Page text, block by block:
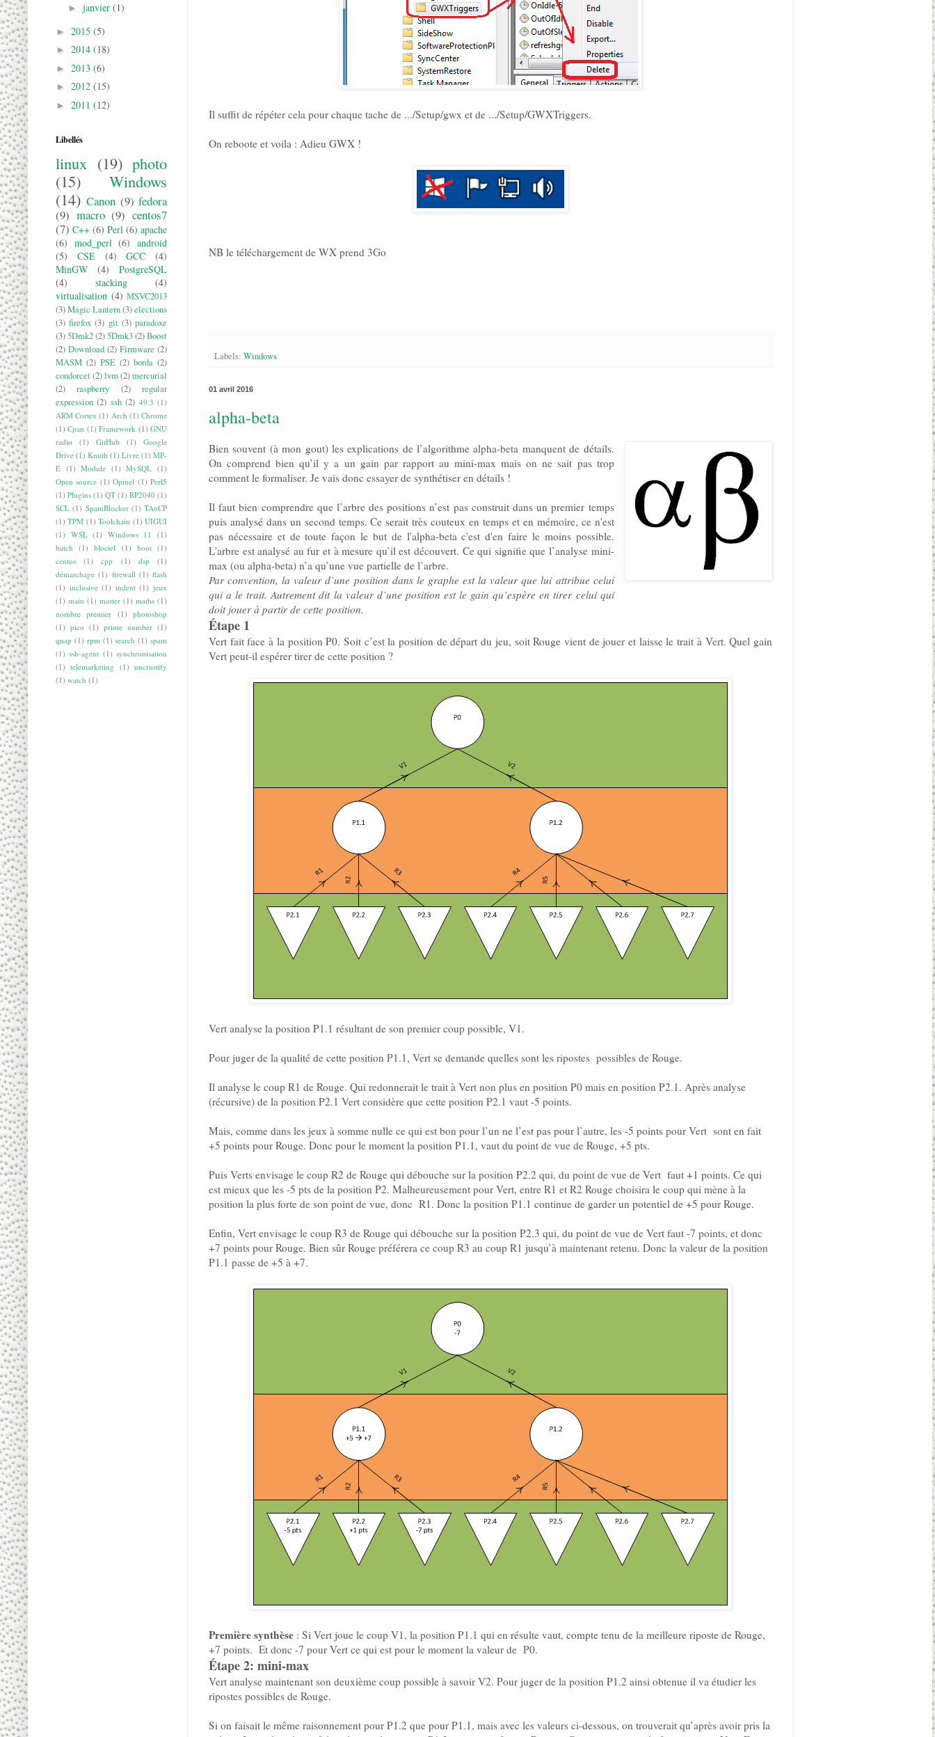
Il suffit de répéter cela pour chaque tache de .../Setup/gwx et de .../Setup/GWXTriggers.
On reboote et voila : Adieu GWX !
NB le téléchargement de WX prend 3Go
Labels: Windows
01 avril 2016
alpha-beta
Bien souvent (à mon gout) les explications de l’algorithme alpha-beta manquent de détails.
On comprend bien qu’il y a un gain par rapport au mini-max mais on ne sait pas trop
comment le formaliser. Je vais donc essayer de synthétiser en détails !
Il faut bien comprendre que l’arbre des positions n’est pas construit dans un premier temps
puis analysé dans un second temps. Ce serait très couteux en temps et en mémoire, ce n'est
pas nécessaire et de toute façon le but de l'alpha-beta c'est d'en faire le moins possible.
L'arbre est analysé au fur et à mesure qu’il est découvert. Ce qui signifie que l’analyse mini-
max (ou alpha-beta) n’a qu’une vue partielle de l’arbre.
Par convention, la valeur d’une position dans le graphe est la valeur que lui attribue celui
qui a le trait. Autrement dit la valeur d’une position est le gain qu’espère en tirer celui qui
doit jouer à partir de cette position.
Étape 1
Vert fait face à la position P0. Soit c’est la position de départ du jeu, soit Rouge vient de jouer et laisse le trait à Vert. Quel gain
Vert peut-il espérer tirer de cette position ?
Vert analyse la position P1.1 résultant de son premier coup possible, V1.
Pour juger de la qualité de cette position P1.1, Vert se demande quelles sont les ripostes possibles de Rouge.
Il analyse le coup R1 de Rouge. Qui redonnerait le trait à Vert non plus en position P0 mais en position P2.1. Après analyse
(récursive) de la position P2.1 Vert considère que cette position P2.1 vaut -5 points.
Mais, comme dans les jeux à somme nulle ce qui est bon pour l’un ne l’est pas pour l’autre, les -5 points pour Vert sont en fait
+5 points pour Rouge. Donc pour le moment la position P1.1, vaut du point de vue de Rouge, +5 pts.
Puis Verts envisage le coup R2 de Rouge qui débouche sur la position P2.2 qui, du point de vue de Vert faut +1 points. Ce qui
est mieux que les -5 pts de la position P2. Malheureusement pour Vert, entre R1 et R2 Rouge choisira le coup qui mène à la
position la plus forte de son point de vue, donc R1. Donc la position P1.1 continue de garder un potentiel de +5 pour Rouge.
Enfin, Vert envisage le coup R3 de Rouge qui débouche sur la position P2.3 qui, du point de vue de Vert faut -7 points, et donc
+7 points pour Rouge. Bien sûr Rouge préférera ce coup R3 au coup R1 jusqu’à maintenant retenu. Donc la valeur de la position
P1.1 passe de +5 à +7.
Première synthèse : Si Vert joue le coup V1, la position P1.1 qui en résulte vaut, compte tenu de la meilleure riposte de Rouge,
+7 points. Et donc -7 pour Vert ce qui est pour le moment la valeur de P0.
Étape 2: mini-max
Vert analyse maintenant son deuxième coup possible à savoir V2. Pour juger de la position P1.2 ainsi obtenue il va étudier les
ripostes possibles de Rouge.
Si on faisait le même raisonnement pour P1.2 que pour P1.1, mais avec les valeurs ci-dessous, on trouverait qu’après avoir pris la
► janvier (1)
► 2015 (5)
► 2014 (18)
► 2013 (6)
► 2012 (15)
► 2011 (12)
Libellés
linux (19) photo
(15)
Windows
(14) Canon (9) fedora
(9) macro (9) centos7
(7) C++ (6) Perl (6) apache
(6) mod_perl (6) android
(5)
CSE (4) GCC
(4)
MinGW
(4)
PostgreSQL
(4)
stacking
(4)
virtualisation (4) MSVC2013
(3)Magic Lantern(3)elections
(3) firefox (3) git (3) paradoxe
(3)5Dmk2(2)5Dmk3(2)Boost
(2) Download (2) Firmware (2)
MASM (2) PSE (2) borda (2)
condorcet(2)lvm(2)mercurial
(2)
raspberry (2)
regular
expression (2) ssh (2) 49.3 (1)
ARM Cortex (1) Arch (1) Chrome
(1) Cpan (1) Framework (1) GNU
radio
(1) GitHub (1)
Google
Drive (1) Knuth (1) Livre (1) MP-
E (1) Module (1) MySQL (1)
Open source (1) Opinel (1) Perl5
(1) Plugins (1) QT (1) RP2040 (1)
SCL (1) SpamBlocker (1) TAoCP
(1) TPM (1) Toolchain (1) UIGUI
(1) WSL (1) Windows 11
(1)
batch
(1) bloctel (1) boot (1)
centos
(1) cpp (1) dsp
(1)
démarchage (1) firewall (1) flash
(1) inclusive (1) indent (1) jeux
(1) main (1) master (1) maths (1)
nombre premier (1)
photoshop
(1) pico (1) prime number (1)
qnap (1) rpm (1) search (1) spam
(1) ssh-agent (1) synchronisation
(1) telemarketing (1) uncrustify
(1) watch (1)